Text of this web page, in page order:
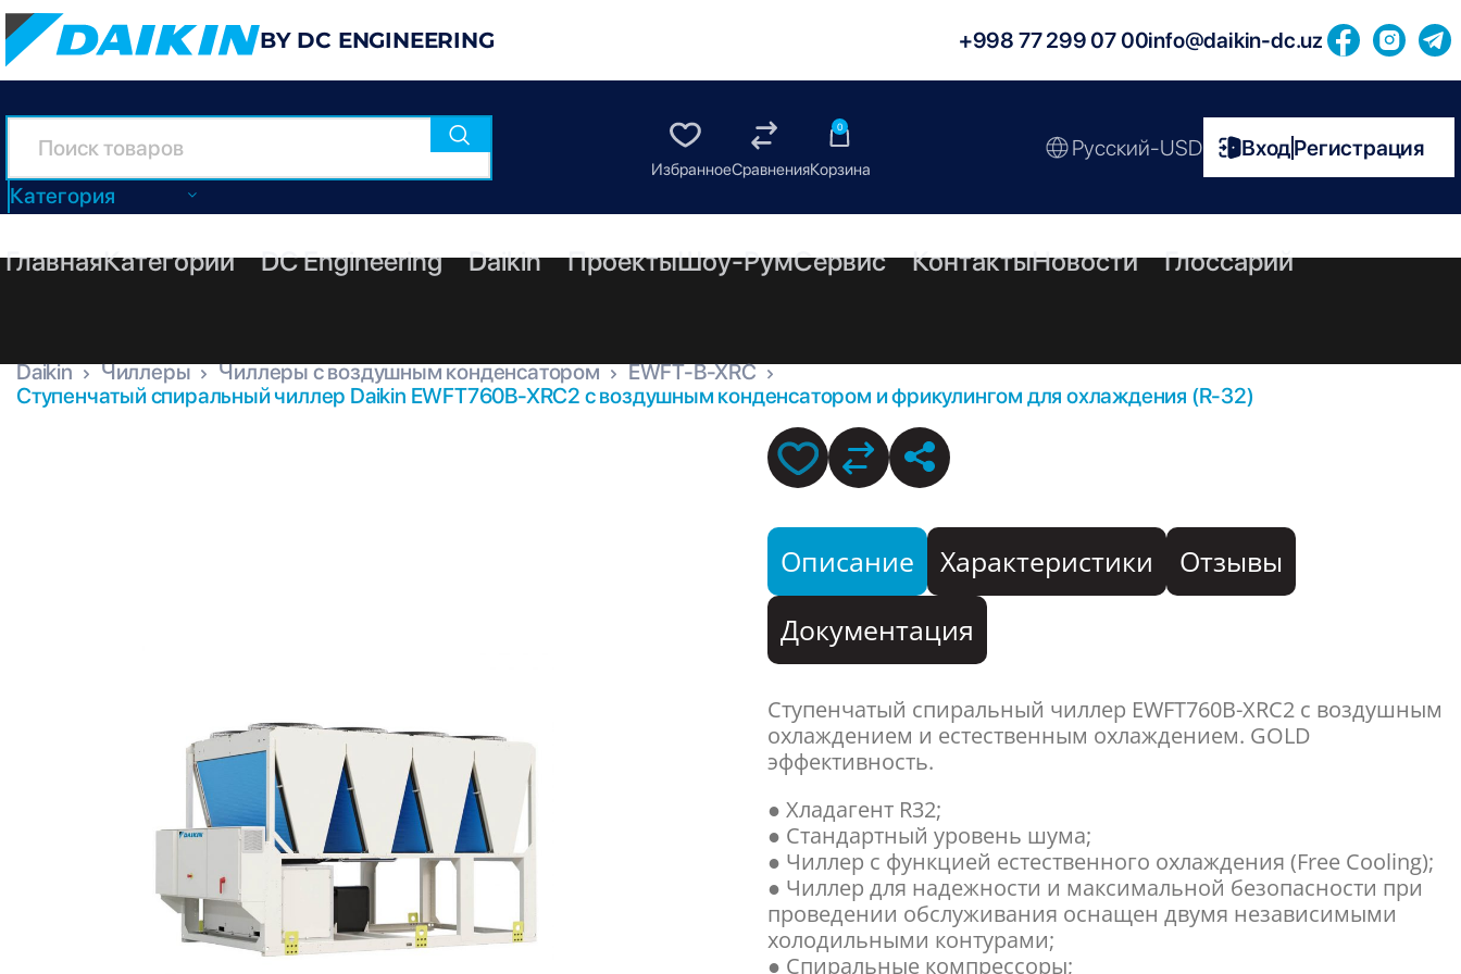
BY DC ENGINEERING +998 77 299 07 00info@daikin-dc.uz
Категория
0
Русский-USD ВходРегистрация
ГлавнаяКатегории DC Engineering Daikin ПроектыШоу-РумСервис КонтактыНовости Глоссарий
Daikin Чиллеры Чиллеры с воздушным конденсатором
EWFT-B-XRC
Ступенчатый спиральный чиллер Daikin EWFT760B-XRC2 с воздушным конденсатором и фрикулингом для охлаждения (R-32)
Описание Характеристики
Отзывы
Документация
Ступенчатый спиральный чиллер EWFT760B-XRC2 с воздушным
охлаждением и естественным охлаждением. GOLD
эффективность.
● Хладагент R32;
● Стандартный уровень шума;
● Чиллер с функцией естественного охлаждения (Free Cooling);
● Чиллер для надежности и максимальной безопасности при
проведении обслуживания оснащен двумя независимыми
холодильными контурами;
● Спиральные компрессоры;